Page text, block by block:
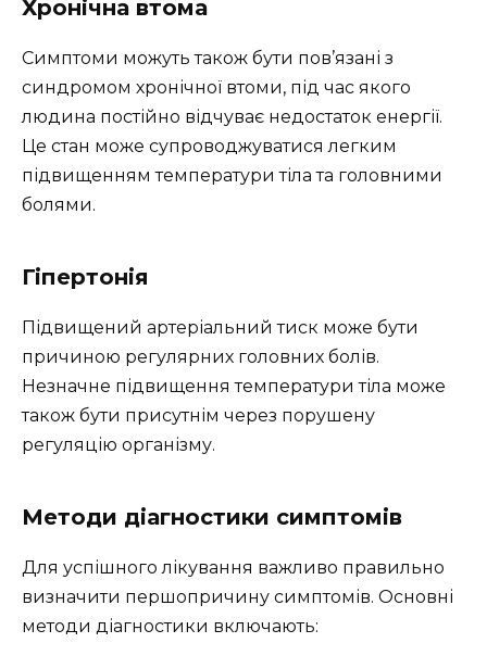
Хронічна втома
Симптоми можуть також бути пов’язані з
синдромом хронічної втоми, під час якого
людина постійно відчуває недостаток енергії.
Це стан може супроводжуватися легким
підвищенням температури тіла та головними
болями.
Гіпертонія
Підвищений артеріальний тиск може бути
причиною регулярних головних болів.
Незначне підвищення температури тіла може
також бути присутнім через порушену
регуляцію організму.
Методи діагностики симптомів
Для успішного лікування важливо правильно
визначити першопричину симптомів. Основні
методи діагностики включають: